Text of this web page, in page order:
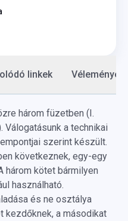
linkek Vélemények
három füzetben (I.
Válogatásunk a technikai
szerint készült.
következnek, egy-egy
három kötet bármilyen
használható.
és ne osztálya
kezdőknek, a másodikat